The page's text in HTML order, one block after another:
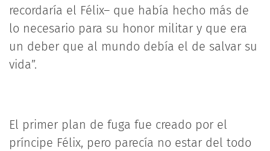
recordaría el Félix– que había hecho más de
lo necesario para su honor militar y que era
un deber que al mundo debía el de salvar su
vida”.
El primer plan de fuga fue creado por el
príncipe Félix, pero parecía no estar del todo